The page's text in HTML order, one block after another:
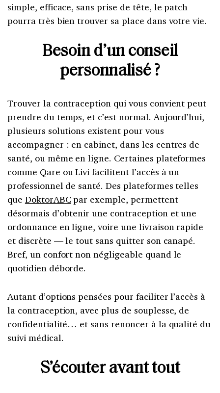
simple, efficace, sans prise de tête, le patch
pourra très bien trouver sa place dans votre vie.
Besoin d’un conseil
personnalisé ?
Trouver la contraception qui vous convient peut
prendre du temps, et c’est normal. Aujourd’hui,
plusieurs solutions existent pour vous
accompagner : en cabinet, dans les centres de
santé, ou même en ligne. Certaines plateformes
comme Qare ou Livi facilitent l’accès à un
professionnel de santé. Des plateformes telles
que DoktorABCpar exemple, permettent
désormais d’obtenir une contraception et une
ordonnance en ligne, voire une livraison rapide
et discrète — le tout sans quitter son canapé.
Bref, un confort non négligeable quand le
quotidien déborde.
Autant d’options pensées pour faciliter l’accès à
la contraception, avec plus de souplesse, de
confidentialité… et sans renoncer à la qualité du
suivi médical.
S’écouter avant tout